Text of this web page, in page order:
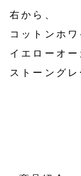
右から、
コットンホワ
イエローオー
ストーングレ